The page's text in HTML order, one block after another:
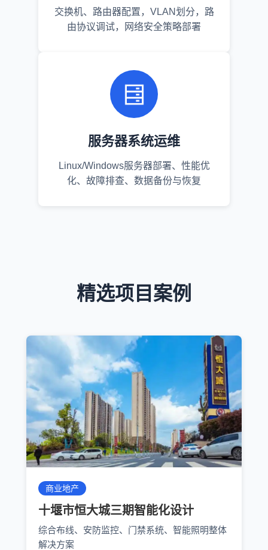
交换机、路由器配置，VLAN划分，路
由协议调试，网络安全策略部署
服务器系统运维
Linux/Windows服务器部署、性能优
化、故障排查、数据备份与恢复
精选项目案例
商业地产
十堰市恒大城三期智能化设计
综合布线、安防监控、门禁系统、智能照明整体
解决方案